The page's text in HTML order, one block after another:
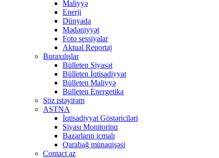
Maliyyə
Enerji
Dünyada
Mədəniyyət
Foto sessiyalar
Aktual Reportaj
Buraxılışlar
Bülleten Siyasət
Bülleten İqtisadiyyat
Bülleten Maliyyə
Bülleten Energetika
Söz istəyirəm
ASTNA
İqtisadiyyat Göstəriciləri
Siyası Monitorinq
Bazarların icmalı
Qarabağ münaqişəsi
Contact az